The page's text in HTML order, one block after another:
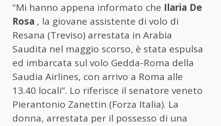
“Mi hanno appena informato che Ilaria De
Rosa , la giovane assistente di volo di
Resana (Treviso) arrestata in Arabia
Saudita nel maggio scorso, è stata espulsa
ed imbarcata sul volo Gedda-Roma della
Saudia Airlines, con arrivo a Roma alle
13.40 locali”. Lo riferisce il senatore veneto
Pierantonio Zanettin (Forza Italia). La
donna, arrestata per il possesso di una